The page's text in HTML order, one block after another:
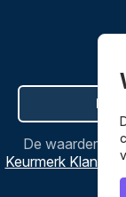
Hier
De waardering
Keurmerk